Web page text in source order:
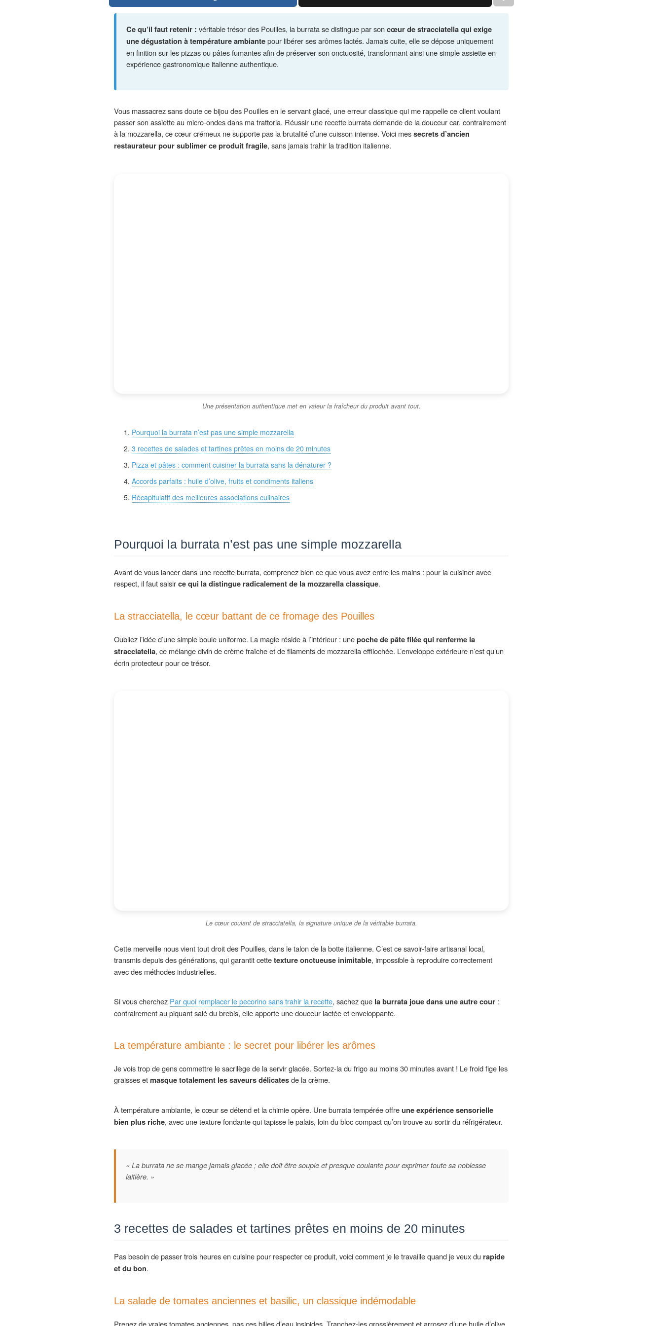
Ce qu’il faut retenir : véritable trésor des Pouilles, la burrata se distingue par soncœur de stracciatella qui exige
une dégustation à température ambiantepour libérer ses arômes lactés. Jamais cuite, elle se dépose uniquement
en finition sur les pizzas ou pâtes fumantes afin de préserver son onctuosité, transformant ainsi une simple assiette en
expérience gastronomique italienne authentique.
Vous massacrez sans doute ce bijou des Pouilles en le servant glacé, une erreur classique qui me rappelle ce client voulant
passer son assiette au micro-ondes dans ma trattoria. Réussir une recette burrata demande de la douceur car, contrairement
à la mozzarella, ce cœur crémeux ne supporte pas la brutalité d’une cuisson intense. Voici messecrets d’ancien
restaurateur pour sublimer ce produit fragile, sans jamais trahir la tradition italienne.
Une présentation authentique met en valeur la fraîcheur du produit avant tout.
Pourquoi la burrata n’est pas une simple mozzarella
3 recettes de salades et tartines prêtes en moins de 20 minutes
Pizza et pâtes : comment cuisiner la burrata sans la dénaturer ?
Accords parfaits : huile d’olive, fruits et condiments italiens
Récapitulatif des meilleures associations culinaires
Pourquoi la burrata n’est pas une simple mozzarella
Avant de vous lancer dans une recette burrata, comprenez bien ce que vous avez entre les mains : pour la cuisiner avec
respect, il faut saisirce qui la distingue radicalement de la mozzarella classique.
La stracciatella, le cœur battant de ce fromage des Pouilles
Oubliez l’idée d’une simple boule uniforme. La magie réside à l’intérieur : unepoche de pâte filée qui renferme la
stracciatella, ce mélange divin de crème fraîche et de filaments de mozzarella effilochée. L’enveloppe extérieure n’est qu’un
écrin protecteur pour ce trésor.
Le cœur coulant de stracciatella, la signature unique de la véritable burrata.
Cette merveille nous vient tout droit des Pouilles, dans le talon de la botte italienne. C’est ce savoir-faire artisanal local,
transmis depuis des générations, qui garantit cettetexture onctueuse inimitable, impossible à reproduire correctement
avec des méthodes industrielles.
Si vous cherchez Par quoi remplacer le pecorino sans trahir la recette, sachez que la burrata joue dans une autre cour :
contrairement au piquant salé du brebis, elle apporte une douceur lactée et enveloppante.
La température ambiante : le secret pour libérer les arômes
Je vois trop de gens commettre le sacrilège de la servir glacée. Sortez-la du frigo au moins 30 minutes avant ! Le froid fige les
graisses etmasque totalement les saveurs délicatesde la crème.
À température ambiante, le cœur se détend et la chimie opère. Une burrata tempérée offreune expérience sensorielle
bien plus riche, avec une texture fondante qui tapisse le palais, loin du bloc compact qu’on trouve au sortir du réfrigérateur.
« La burrata ne se mange jamais glacée ; elle doit être souple et presque coulante pour exprimer toute sa noblesse
laitière. »
3 recettes de salades et tartines prêtes en moins de 20 minutes
Pas besoin de passer trois heures en cuisine pour respecter ce produit, voici comment je le travaille quand je veux du rapide
et du bon.
La salade de tomates anciennes et basilic, un classique indémodable
Prenez de vraies tomates anciennes, pas ces billes d’eau insipides. Tranchez-les grossièrement et arrosez d’une huile d’olive